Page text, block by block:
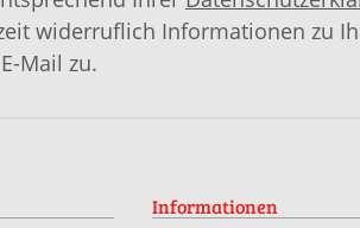
widerruflich Informationen zu
Mail zu.
Informationen